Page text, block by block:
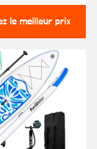
le meilleur prix